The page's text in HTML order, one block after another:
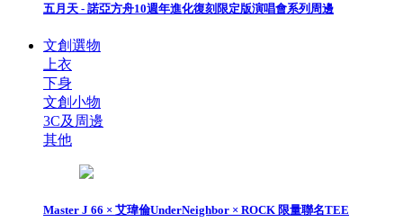
五月天 - 諾亞方舟10週年進化復刻限定版演唱會系列周邊
文創選物
上衣
下身
文創小物
3C及周邊
其他
Master J 66 × 艾瑋倫UnderNeighbor × ROCK 限量聯名TEE